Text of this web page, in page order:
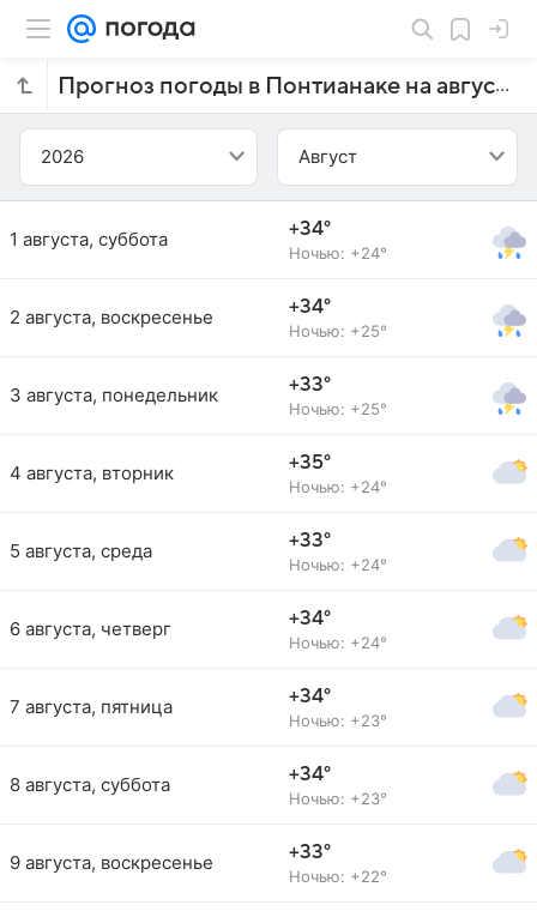
Прогноз погоды в Понтианаке на август 2026 года
2026 Август
1 августа, суббота +34°
Ночью: +24°
2 августа, воскресенье +34°
Ночью: +25°
3 августа, понедельник +33°
Ночью: +25°
4 августа, вторник +35°
Ночью: +24°
5 августа, среда +33°
Ночью: +24°
6 августа, четверг +34°
Ночью: +24°
7 августа, пятница +34°
Ночью: +23°
8 августа, суббота +34°
Ночью: +23°
9 августа, воскресенье +33°
Ночью: +22°